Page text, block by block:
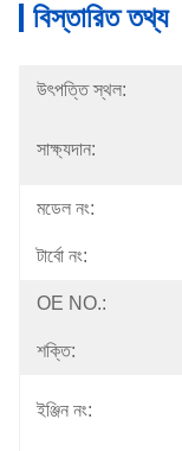
বিস্তারিত তথ্য
উৎপত্তি স্থল:
সাক্ষ্যদান:
মডেল নং:
টার্বো নং:
OE NO.:
শক্তি:
ইঞ্জিন নং: